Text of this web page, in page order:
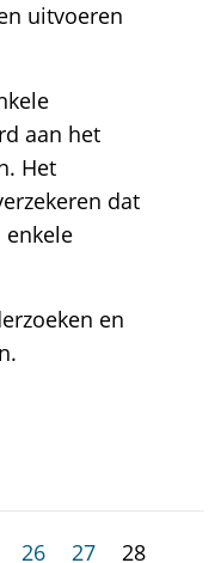
uitvoeren
aan het
Het
dat
enkele
en
26 27 28